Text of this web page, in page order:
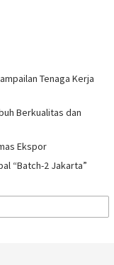
Tenaga Kerja
Berkualitas dan
Ekspor
“Batch-2 Jakarta”